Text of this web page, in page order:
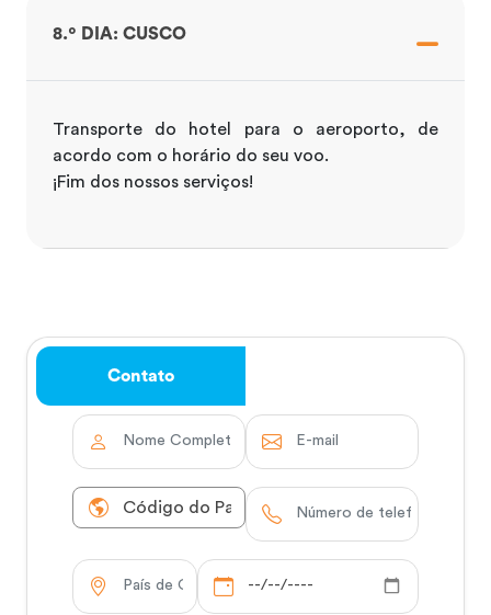
8.º DIA: CUSCO
Transporte do hotel para o aeroporto, de
acordo com o horário do seu voo.
¡Fim dos nossos serviços!
Contato